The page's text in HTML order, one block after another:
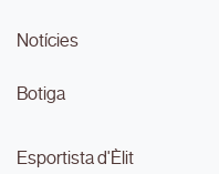
Notícies
Botiga
Esportista d'Èlit